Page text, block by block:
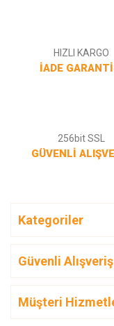
HIZLI KARGO
İADE
256bit SSL
GÜVENLİ
Kategoriler
Güvenli Alışveriş
Müşteri